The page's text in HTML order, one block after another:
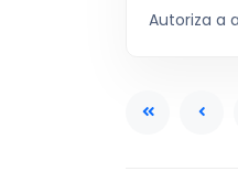
Autoriza a